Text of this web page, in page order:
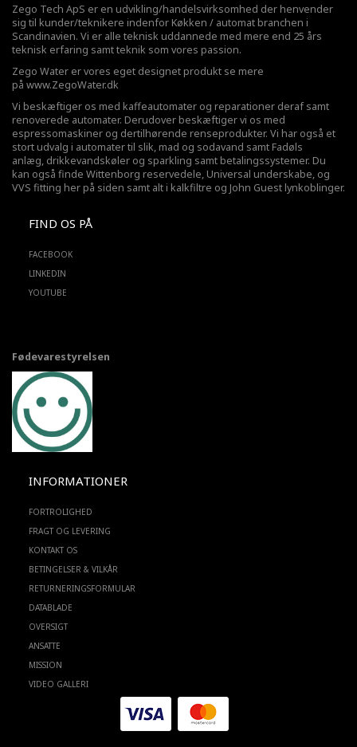
Zego Tech ApS er en udvikling/handelsvirksomhed der henvender
sig til kunder/teknikere indenfor Køkken / automat branchen i
Scandinavien. Vi er alle teknisk uddannede med mere end 25 års
teknisk erfaring samt teknik som vores passion.
Zego Water er vores eget designet produkt se mere
på www.ZegoWater.dk
Vi beskæftiger os med kaffeautomater og reparationer deraf samt
renoverede automater. Derudover beskæftiger vi os med
espressomaskiner og dertilhørende renseprodukter. Vi har også et
stort udvalg i automater til slik, mad og sodavand samt Fadøls
anlæg, drikkevandskøler og sparkling samt betalingssystemer. Du
kan også finde Wittenborg reservedele, Universal underskabe, og
VVS fitting her på siden samt alt i kalkfiltre og John Guest lynkoblinger.
FIND OS PÅ
FACEBOOK
LINKEDIN
YOUTUBE
Fødevarestyrelsen
INFORMATIONER
FORTROLIGHED
FRAGT OG LEVERING
KONTAKT OS
BETINGELSER & VILKÅR
RETURNERINGSFORMULAR
DATABLADE
OVERSIGT
ANSATTE
MISSION
VIDEO GALLERI